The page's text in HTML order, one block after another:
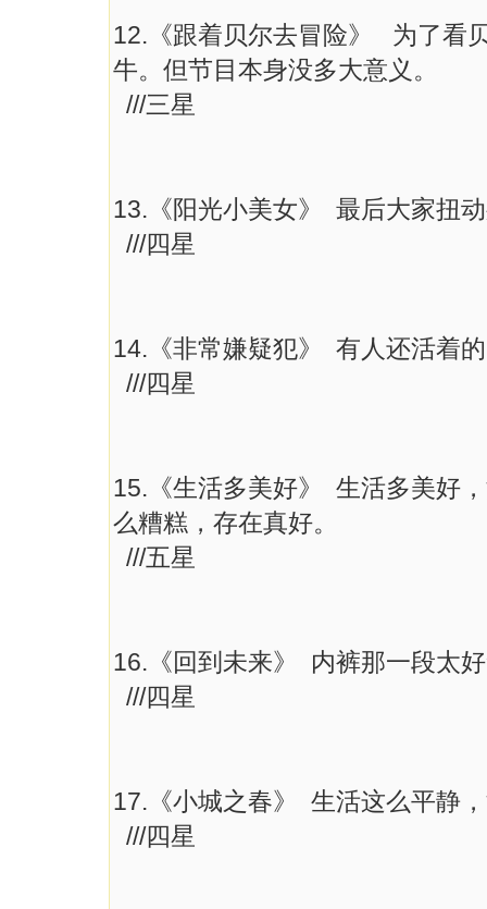
12.《跟着贝尔去冒险》 为了看
牛。但节目本身没多大意义。
///三星
13.《阳光小美女》 最后大家扭
///四星
14.《非常嫌疑犯》 有人还活着
///四星
15.《生活多美好》 生活多美好
么糟糕，存在真好。
///五星
16.《回到未来》 内裤那一段太
///四星
17.《小城之春》 生活这么平静
///四星